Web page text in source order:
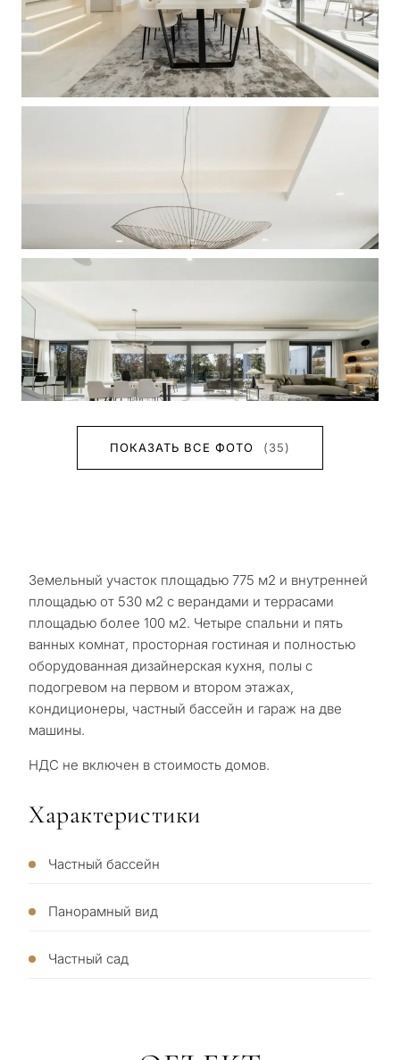
ПОКАЗАТЬ ВСЕ ФОТО (35)
Земельный участок площадью 775 м2 и внутренней
площадью от 530 м2 с верандами и террасами
площадью более 100 м2. Четыре спальни и пять
ванных комнат, просторная гостиная и полностью
оборудованная дизайнерская кухня, полы с
подогревом на первом и втором этажах,
кондиционеры, частный бассейн и гараж на две
машины.
НДС не включен в стоимость домов.
Характеристики
Частный бассейн
Панорамный вид
Частный сад